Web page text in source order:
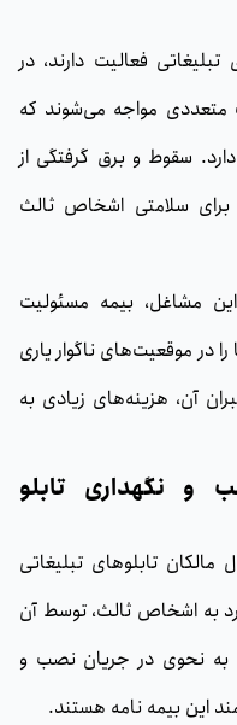
فعالیت دارند، در
متعددی مواجه می‌شوند که
سقوط و برق گرفتگی از
سلامتی اشخاص ثالث
مشاغل، بیمه مسئولیت
در موقعیت‌های ناگوار یاری
آن‌، هزینه‌‌های زیادی به
و نگهداری تابلو
تابلوهای تبلیغاتی
به اشخاص ثالث، توسط آن
به نحوی در جریان نصب و
این بیمه نامه هستند.